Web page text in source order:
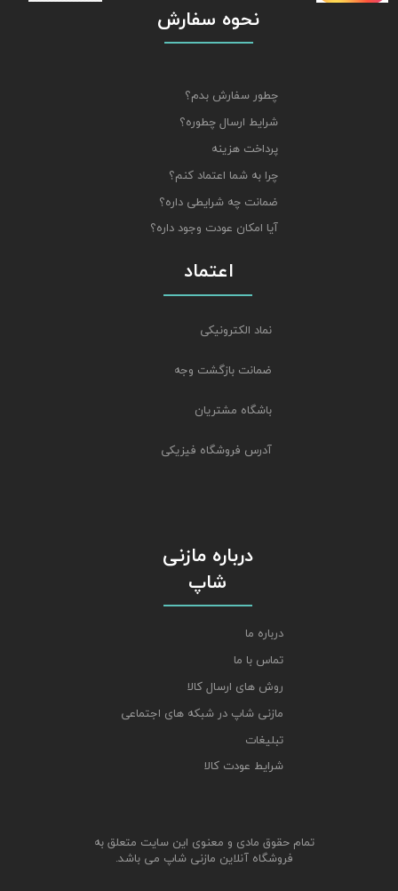
نحوه سفارش
چطور سفارش بدم؟
شرایط ارسال چطوره؟
پرداخت هزینه
چرا به شما اعتماد کنم؟
ضمانت چه شرایطی داره؟
آیا امکان عودت وجود داره؟
تمام حقوق مادی و معنوی این سایت متعلق به
فروشگاه آنلاین مازنی شاپ می باشد.
اعتماد
نماد الکترونیکی
ضمانت بازگشت وجه
باشگاه مشتریان
آدرس فروشگاه فیزیکی
درباره مازنی
شاپ
درباره ما
تماس با ما
روش های ارسال کالا
مازنی شاپ در شبکه های اجتماعی
تبلیغات
شرایط عودت کالا